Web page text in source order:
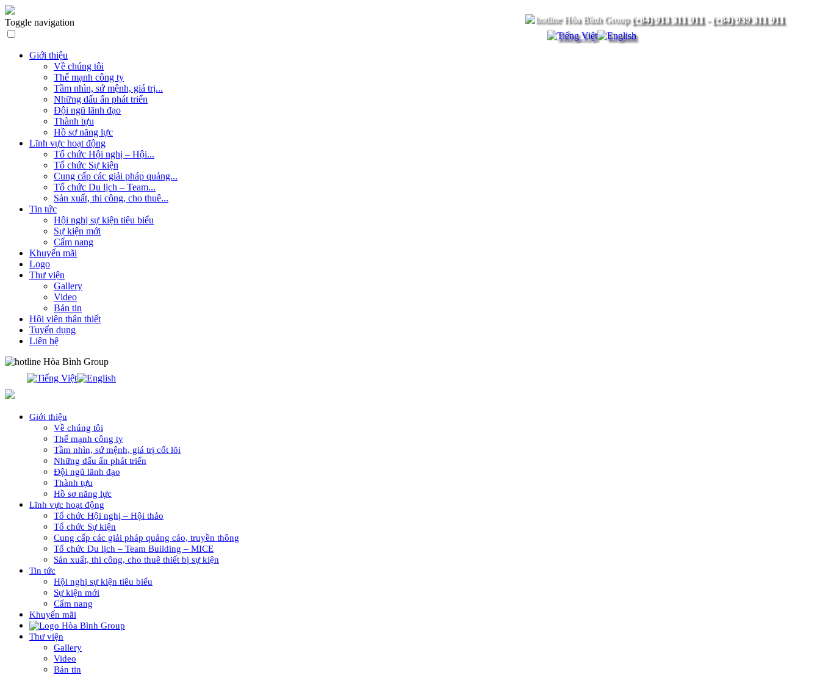
(+84) 913 311 911- (+84) 939 311 911
Toggle navigation
Giới thiệu
Về chúng tôi
Thế mạnh công ty
Tầm nhìn, sứ mệnh, giá trị...
Những dấu ấn phát triển
Đội ngũ lãnh đạo
Thành tựu
Hồ sơ năng lực
Lĩnh vực hoạt động
Tổ chức Hội nghị – Hội...
Tổ chức Sự kiện
Cung cấp các giải pháp quảng...
Tổ chức Du lịch – Team...
Sản xuất, thi công, cho thuê...
Tin tức
Hội nghị sự kiện tiêu biểu
Sự kiện mới
Cẩm nang
Khuyến mãi
Logo
Thư viện
Gallery
Video
Bản tin
Hội viên thân thiết
Tuyển dụng
Liên hệ
Giới thiệu
Về chúng tôi
Thế mạnh công ty
Tầm nhìn, sứ mệnh, giá trị cốt lõi
Những dấu ấn phát triển
Đội ngũ lãnh đạo
Thành tựu
Hồ sơ năng lực
Lĩnh vực hoạt động
Tổ chức Hội nghị – Hội thảo
Tổ chức Sự kiện
Cung cấp các giải pháp quảng cáo, truyền thông
Tổ chức Du lịch – Team Building – MICE
Sản xuất, thi công, cho thuê thiết bị sự kiện
Tin tức
Hội nghị sự kiện tiêu biểu
Sự kiện mới
Cẩm nang
Khuyến mãi
Thư viện
Gallery
Video
Bản tin